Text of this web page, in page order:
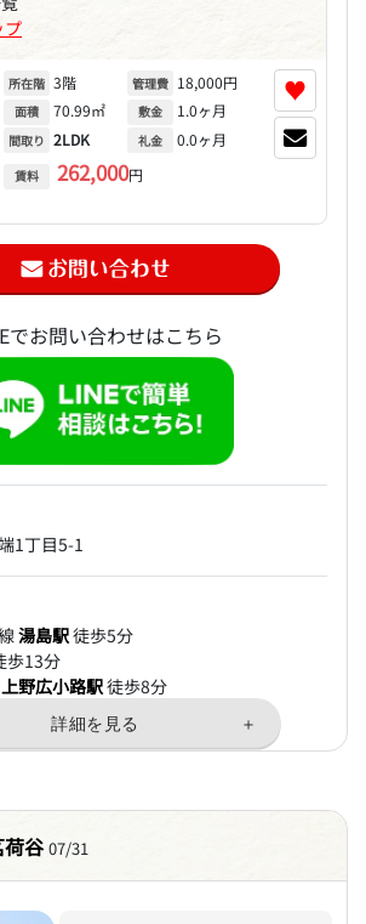
プ
所在階 3階
面積 70.99㎡
間取り 2LDK
賃料 262,000円
管理費 18,000円
敷金 1.0ヶ月
礼金 0.0ヶ月
♥
でお問い合わせはこちら
1丁目5-1
湯島駅徒歩5分
歩13分
上野広小路駅徒歩8分
谷 07/31